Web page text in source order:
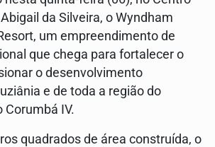
da Silveira, o Wyndham
um empreendimento de
que chega para fortalecer o
o desenvolvimento
e de toda a região do
Corumbá IV.
quadrados de área construída, o